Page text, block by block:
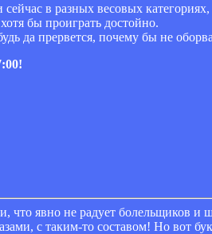
в разных весовых
бы проиграть достойно.
да прервется, почему бы не
что явно не радует болельщиков и
с таким-то составом! Но вот